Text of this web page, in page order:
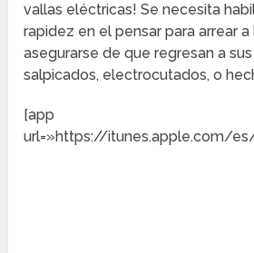
vallas eléctricas! Se necesita
rapidez en el pensar para arrear
asegurarse de que regresan a
salpicados, electrocutados, o
[app
url=»https://itunes.apple.com/